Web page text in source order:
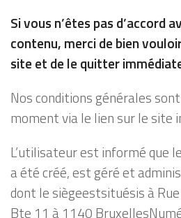
Si vous n’êtes pas d’accord
contenu, merci de bien
site et de le quitter
Nos conditions générales
moment via le lien sur le site
L’utilisateur est informé que
a été créé, est géré et
dont le siègeestsituésis à
Bte 11 à 1140